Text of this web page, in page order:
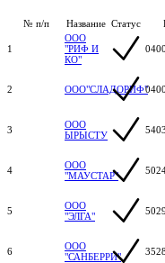
№ п/п Название Статус
1
ООО
"РИФ И
КО"
2 ООО"СЛАДОРИФ"
3
ООО
ЫРЫСТУ
4
ООО
"МАУСТАР"
5
ООО
"ЭЛГА"
6
ООО
"САНБЕРРИ"